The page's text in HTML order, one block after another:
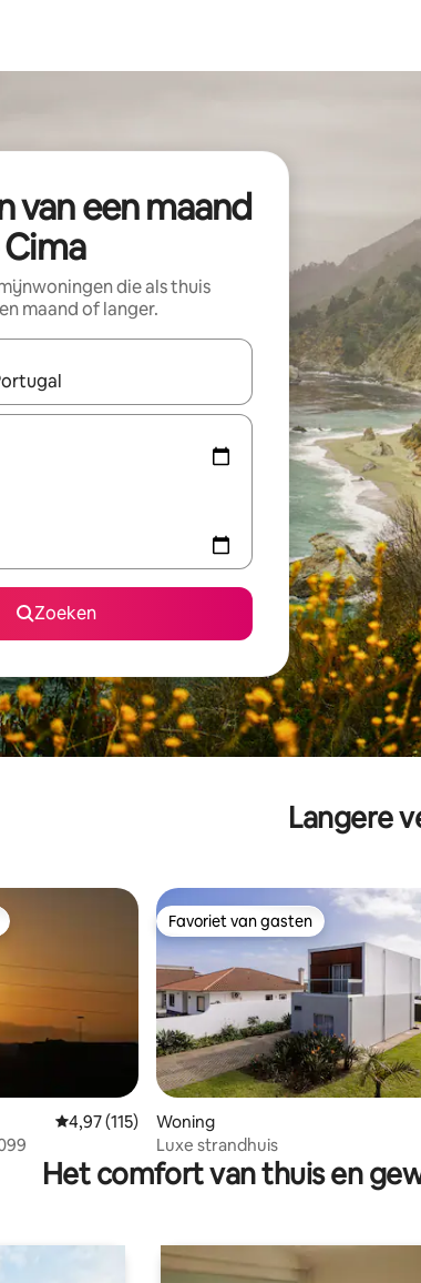
van een maand
Cima
die als thuis
maand of langer.
beschikbaar zijn, maak je een keuze met je de
Zoeken
Langere
Gemiddelde beoordeling van 4,97 op 5, 115
4,97 (115)
Favoriet van gasten
Favoriet van gasten
Woning
Luxe strandhuis
Het comfort van thuis en